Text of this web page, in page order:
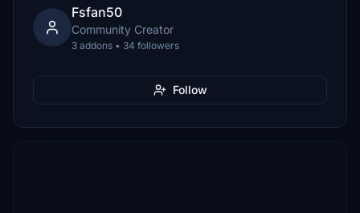
Fsfan50
Community Creator
3 addons • 34 followers
Follow